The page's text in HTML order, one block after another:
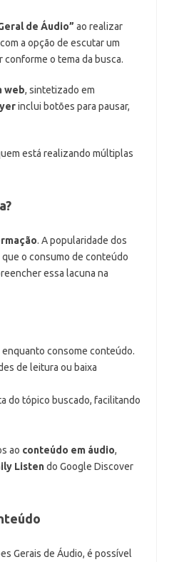
de Áudio” ao realizar
a opção de escutar um
o tema da busca.
web, sintetizado em
inclui botões para pausar,
está realizando múltiplas
. A popularidade dos
que o consumo de conteúdo
essa lacuna na
consome conteúdo.
de leitura ou baixa
do tópico buscado, facilitando
ao conteúdo em áudio,
Listendo Google Discover
Gerais de Áudio, é possível